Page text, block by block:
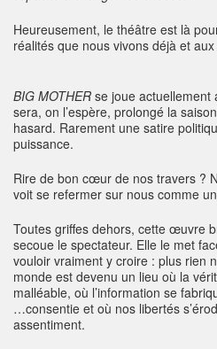
Heureusement, le théâtre est là
réalités que nous vivons déjà et
BIG MOTHER se joue actuellement
sera, on l’espère, prolongé la
hasard. Rarement une satire
puissance.
Rire de bon cœur de nos travers ?
voit se refermer sur nous comme
Toutes griffes dehors, cette œuvre
secoue le spectateur. Elle le met
vouloir vraiment y croire : plus rien
monde est devenu un lieu où la
malléable, où l’information se
…consentie et où nos libertés
assentiment.